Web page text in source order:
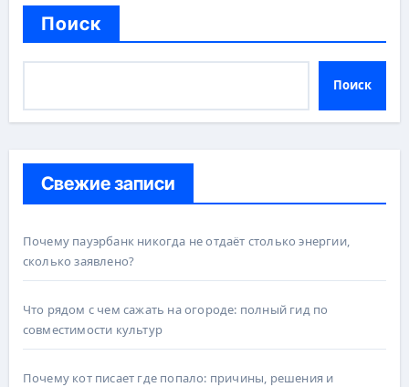
Поиск
Поиск
Свежие записи
Почему пауэрбанк никогда не отдаёт столько энергии,
сколько заявлено?
Что рядом с чем сажать на огороде: полный гид по
совместимости культур
Почему кот писает где попало: причины, решения и